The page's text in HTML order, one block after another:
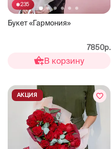
235
Букет «Гармония»
7850р.
В корзину
АКЦИЯ